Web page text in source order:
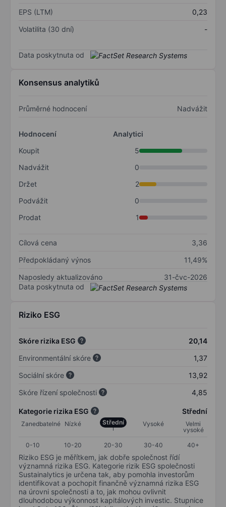
EPS (LTM)
0,23
Volatilita (30 dní)
-
Data poskytnuta od
Konsensus analytiků
Průměrné hodnocení Nadvážit
Hodnocení
Analytici
Koupit
5
Nadvážit
0
Držet
2
Podvážit
0
Prodat
1
Cílová cena
3,36
Předpokládaný výnos
11,49%
Naposledy aktualizováno
31-čvc-2026
Data poskytnuta od
Riziko ESG
Skóre rizika ESG
20,14
Environmentální skóre
1,37
Sociální skóre
13,92
Skóre řízení společnosti
4,85
Kategorie rizika ESG Střední
Zanedbatelné Nízké Střední Vysoké
Velmi
vysoké
0-10
10-20 20-30 30-40 40+
Riziko ESG je měřítkem, jak dobře společnost řídí
významná rizika ESG. Kategorie rizik ESG společnosti
Sustainalytics je určena tak, aby pomohla investorům
identifikovat a pochopit finančně významná rizika ESG
na úrovni společnosti a to, jak mohou ovlivnit
dlouhodobou výkonnost kapitálových investic. Stupnice